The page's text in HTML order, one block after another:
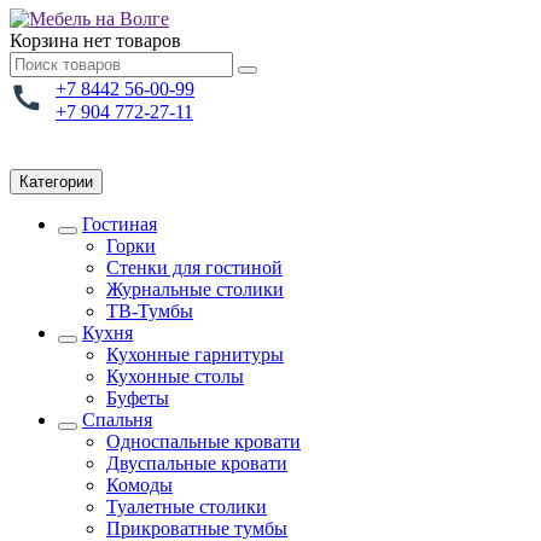
Корзина нет товаров
+7 8442 56-00-99
+7 904 772-27-11
Категории
Гостиная
Горки
Стенки для гостиной
Журнальные столики
TВ-Тумбы
Кухня
Кухонные гарнитуры
Кухонные столы
Буфеты
Спальня
Односпальные кровати
Двуспальные кровати
Комоды
Туалетные столики
Прикроватные тумбы